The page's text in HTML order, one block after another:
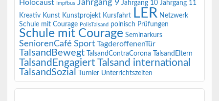
Holocaust Impfbus Jahrgang 9 Jahrgang 10 Jahrgang 11
Kreativ Kunst Kunstprojekt Kursfahrt LER Netzwerk
Schule mit Courage PolisTalsand polnisch Prüfungen
Schule mit Courage Seminarkurs
SeniorenCafé Sport TagderoffenenTür
TalsandBewegt TalsandContraCorona TalsandEltern
TalsandEngagiert Talsand international
TalsandSozial Turnier Unterrichtszeiten